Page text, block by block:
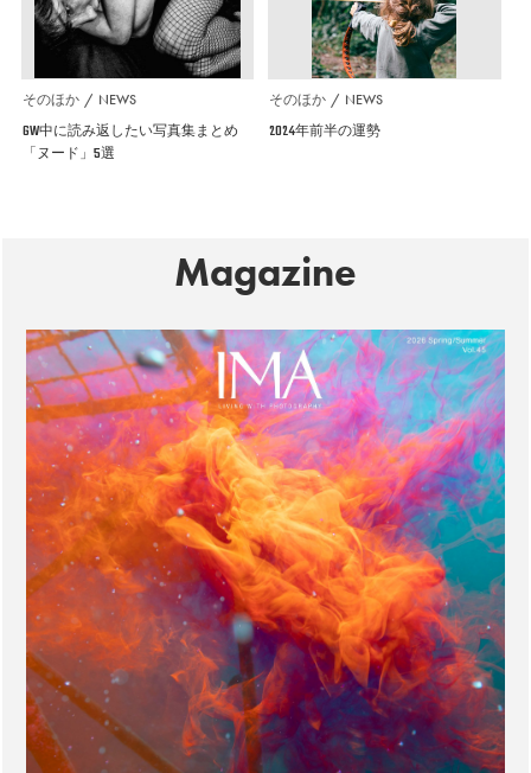
そのほか NEWS
GW中に読み返したい写真集まとめ
「ヌード」5選
そのほか NEWS
2024年前半の運勢
Magazine